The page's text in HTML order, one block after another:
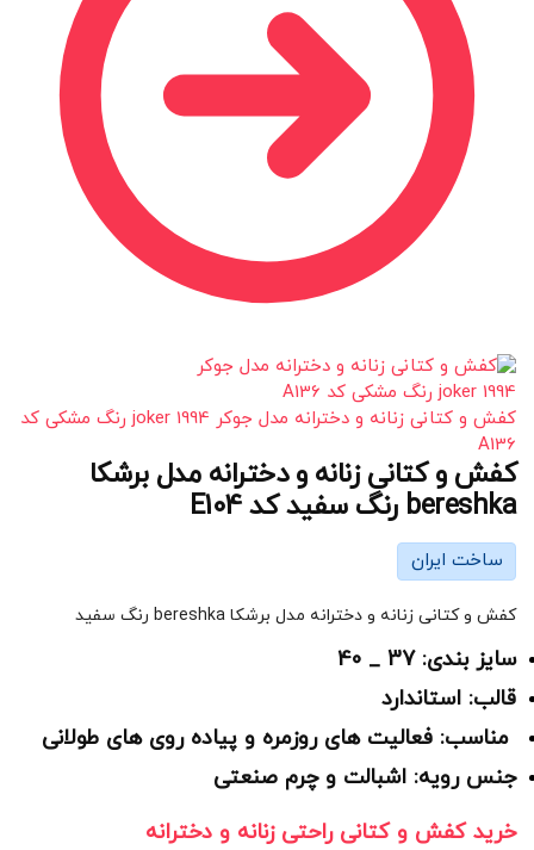
کفش و کتانی زنانه و دخترانه مدل جوکر joker 1994 رنگ مشکی کد
A136
کفش و کتانی زنانه و دخترانه مدل برشکا
bereshka رنگ سفید کد E104
ساخت ایران
کفش و کتانی زنانه و دخترانه مدل برشکا bereshka رنگ سفید
سایز بندی: 37 _ 40
قالب: استاندارد
مناسب: فعالیت های روزمره و پیاده روی های طولانی
جنس رویه: اشبالت و چرم صنعتی
خرید کفش و کتانی راحتی زنانه و دخترانه